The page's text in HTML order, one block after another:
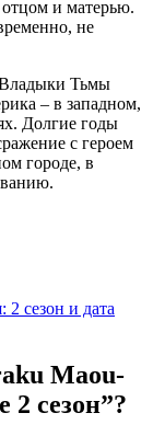
отцом и матерью.
не
Тьмы
– в западном,
Долгие годы
с героем
городе, в
2 сезон и дата
Maou-
2 сезон”?